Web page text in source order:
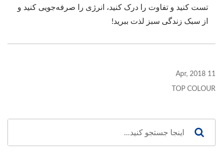
تست کنید و تفاوت را درک کنید، انرژی را صرفه‌جویی کنید و
از سبک زندگی سبز لذت ببرید!
11 Apr, 2018
TOP COLOUR